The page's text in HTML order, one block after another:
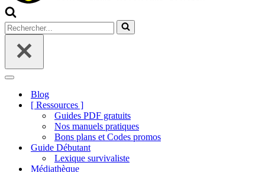
Rechercher...
Menu
navigation
Blog
[ Ressources ]
Guides PDF gratuits
Nos manuels pratiques
Bons plans et Codes promos
Guide Débutant
Lexique survivaliste
Médiathèque